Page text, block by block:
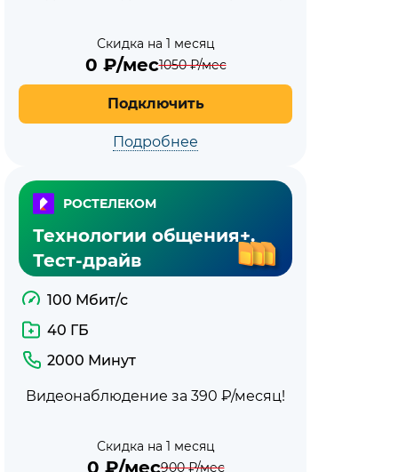
Скидка на 1 месяц
0 ₽/мес1050₽/мес
Подключить
Подробнее
РОСТЕЛЕКОМ
Технологии общения+.
Тест-драйв
100 Мбит/с
40 ГБ
2000 Минут
Видеонаблюдение за 390 ₽/месяц!
Скидка на 1 месяц
0 ₽/мес900₽/мес